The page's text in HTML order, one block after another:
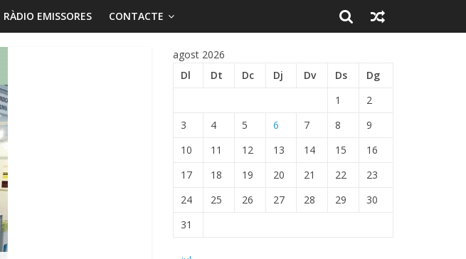
RÀDIO EMISSORES CONTACTE
agost 2026
Dl
Dt Dc Dj Dv Ds
Dg
1
2
3
4 5 6 7 8
9
10
11 12 13 14 15
16
17
18 19 20 21 22
23
24
25 26 27 28 29
30
31